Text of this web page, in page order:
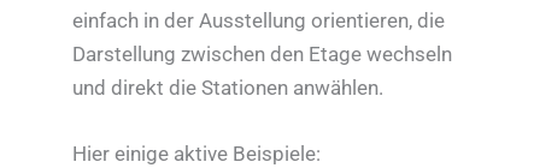
einfach in der Ausstellung orientieren, die
Darstellung zwischen den Etage wechseln
und direkt die Stationen anwählen.
Hier einige aktive Beispiele: